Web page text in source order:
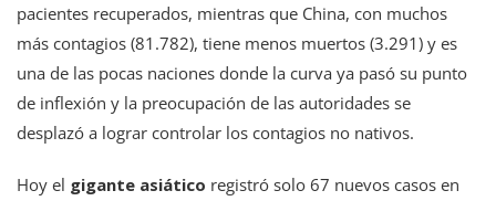
pacientes recuperados, mientras que China, con muchos
más contagios (81.782), tiene menos muertos (3.291) y es
una de las pocas naciones donde la curva ya pasó su punto
de inflexión y la preocupación de las autoridades se
desplazó a lograr controlar los contagios no nativos.
Hoy el gigante asiático registró solo 67 nuevos casos en